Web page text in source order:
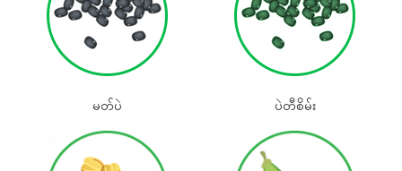
မတ်ပဲ ပဲတီစိမ်း